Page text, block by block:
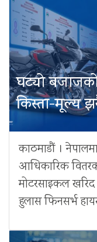
घट्यो
किस्ता-मूल्य
काठमाडौं ।
आधिकारिक
मोटरसाइकल
हुलास फिनसर्भ